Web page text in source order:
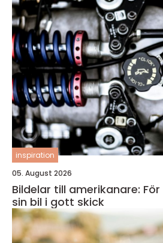
inspiration
05. August 2026
Bildelar till amerikanare:
sin bil i gott skick